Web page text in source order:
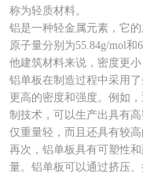
称为轻质材料。
铝是一种轻金属元素，它
原子量分别为55.84g/mol
他建筑材料来说，密度更小
铝单板在制造过程中采用
更高的密度和强度。例如
制技术，可以生产出具有
仅重量轻，而且还具有较高
再次，铝单板具有可塑性
量。铝单板可以通过挤压